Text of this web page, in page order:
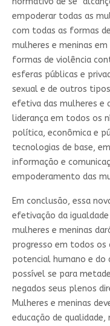
empoderar todas as
com todas as formas
mulheres e meninas
formas de violência
esferas públicas e
sexual e de outros
efetiva das mulheres e
liderança em todos os
política, econômica e
tecnologias de base,
informação e
empoderamento das
Em conclusão, essa
efetivação da
mulheres e meninas
progresso em todos os
potencial humano e do
possível se para
negados seus plenos
Mulheres e meninas
educação de